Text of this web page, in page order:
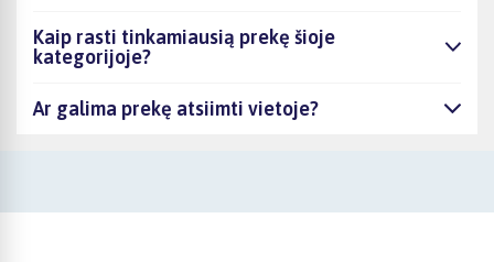
Kaip rasti tinkamiausią prekę šioje
kategorijoje?
Ar galima prekę atsiimti vietoje?